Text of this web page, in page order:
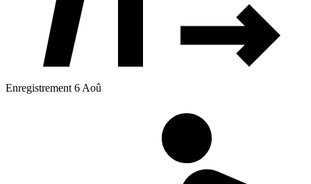
Enregistrement 6 Aoû